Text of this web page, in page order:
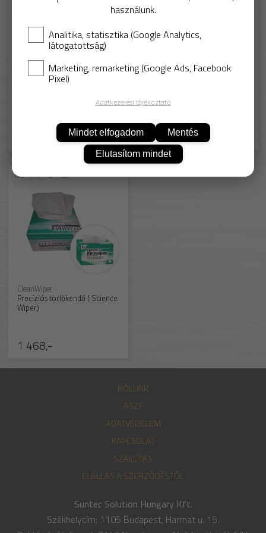
231,-
OD-0131-34155
1 468,-
CleanWiper
Precíziós törlőkendő ( Science
Wiper)
RÓLUNK
ÁSZF
ADATVÉDELEM
KAPCSOLAT
SZÁLLÍTÁS
ELÁLLÁS A SZERZŐDÉSTŐL
Suntec Solution Hungary Kft.
Székhelycím: 1105 Budapest, Harmat u. 15.
használunk.
Analitika, statisztika (Google Analytics,
látogatottság)
Marketing, remarketing (Google Ads, Facebook
Pixel)
Adatkezelési tájékoztató
Mindet elfogadom Mentés
Elutasítom mindet